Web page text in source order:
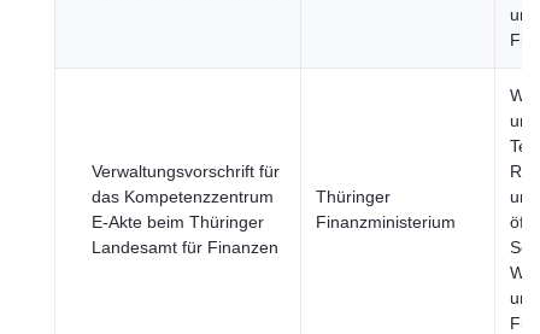
und
Verwaltungsvorschrift für
das Kompetenzzentrum
E-Akte beim Thüringer
Landesamt für Finanzen
Thüringer
Finanzministerium
und
und
und